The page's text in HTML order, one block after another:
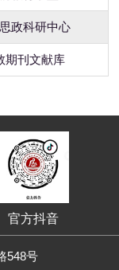
政科研中心
期刊文献库
官方抖音
548号